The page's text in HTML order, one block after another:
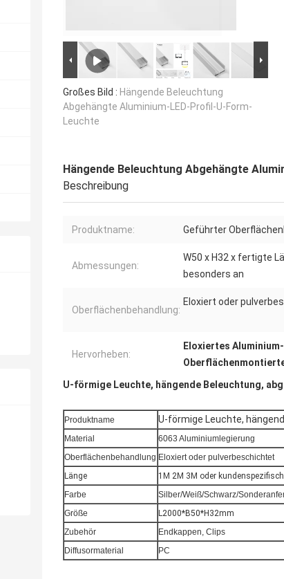
Großes Bild : Hängende Beleuchtung
Abgehängte Aluminium-LED-Profil-U-Form-
Leuchte
Hängende Beleuchtung Abgehängte
Beschreibung
Produktname: Geführter
Abmessungen:
W50 x H32 x fertigte
besonders an
Oberflächenbehandlung:
Eloxiert oder
Hervorheben:
Eloxiertes
U-förmige Leuchte, hängende Beleuchtung,
Produktname U-förmige Leuchte,
Material
6063 Aluminiumlegierung
Oberflächenbehandlung Eloxiert oder pulverbeschichtet
Länge
1M 2M 3M oder
Farbe
Silber/Weiß/Schwarz/
Größe
L2000*B50*H32mm
Zubehör
Endkappen, Clips
Diffusormaterial
PC